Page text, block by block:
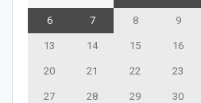
6 7 8 9
13 14 15 16
20 21 22 23
27 28 29 30